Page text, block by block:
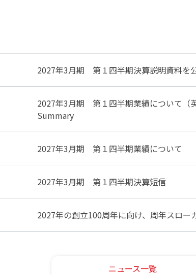
2027年3月期 第１四半期決算説明資料を
2027年3月期 第１四半期業績について（
Summary
2027年3月期 第１四半期業績について
2027年3月期 第１四半期決算短信
2027年の創立100周年に向け、周年スロ
ニュース一覧